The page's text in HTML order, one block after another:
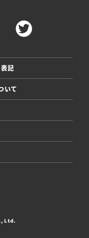
記
いて
Ltd.